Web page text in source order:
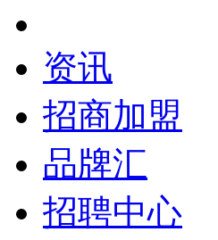
资讯
招商加盟
品牌汇
招聘中心